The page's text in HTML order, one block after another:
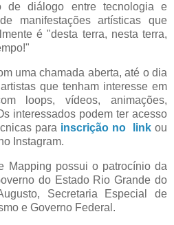
de diálogo entre tecnologia e
manifestações artísticas que
é "desta terra, nesta terra,
uma chamada aberta, até o dia
que tenham interesse em
loops, vídeos, animacões,
interessados podem ter acesso
para inscrição no link ou
Instagram.
Mapping possui o patrocínio da
do Estado Rio Grande do
Secretaria Especial de
e Governo Federal.